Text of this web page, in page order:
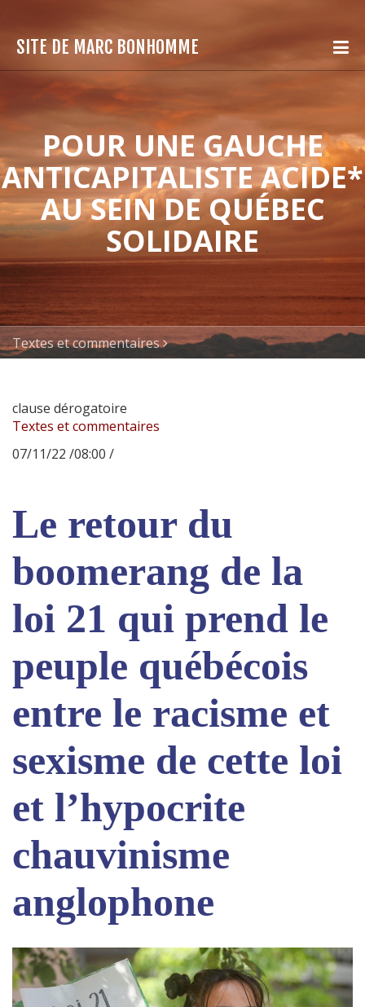
SITE DE MARC BONHOMME
POUR UNE GAUCHE
ANTICAPITALISTE ACIDE*
AU SEIN DE QUÉBEC
SOLIDAIRE
Textes et commentaires
clause dérogatoire
Textes et commentaires
07/11/22 /08:00 /
Le retour du
boomerang de la
loi 21 qui prend le
peuple québécois
entre le racisme et
sexisme de cette loi
et l’hypocrite
chauvinisme
anglophone